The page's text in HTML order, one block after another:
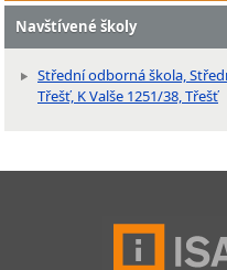
Navštívené školy
Střední odborná škola,
Třešť, K Valše 1251/38, Třešť